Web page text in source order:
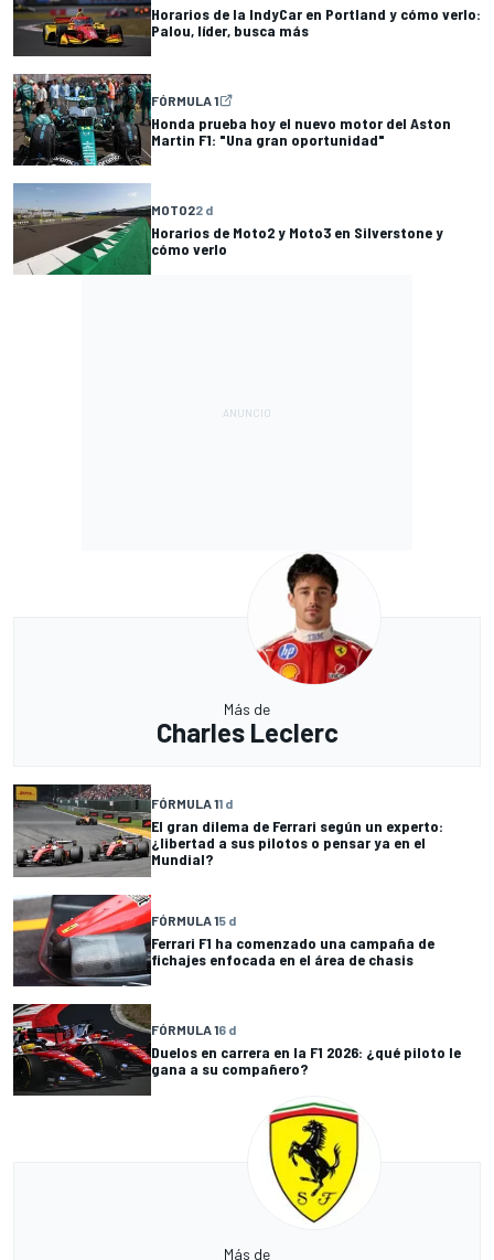
Horarios de la IndyCar en Portland y cómo verlo:
Palou, líder, busca más
FÓRMULA 1
Honda prueba hoy el nuevo motor del Aston
Martin F1: "Una gran oportunidad"
MOTO22 d
Horarios de Moto2 y Moto3 en Silverstone y
cómo verlo
Más de
Charles Leclerc
FÓRMULA 11 d
El gran dilema de Ferrari según un experto:
¿libertad a sus pilotos o pensar ya en el
Mundial?
FÓRMULA 15 d
Ferrari F1 ha comenzado una campaña de
fichajes enfocada en el área de chasis
FÓRMULA 16 d
Duelos en carrera en la F1 2026: ¿qué piloto le
gana a su compañero?
Más de